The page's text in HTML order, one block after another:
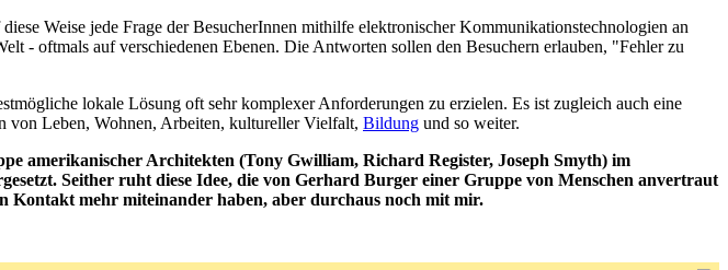
Weise jede Frage der BesucherInnen mithilfe elektronischer Kommunikationstechnologien an
- oftmals auf verschiedenen Ebenen. Die Antworten sollen den Besuchern erlauben, "Fehler zu
lokale Lösung oft sehr komplexer Anforderungen zu erzielen. Es ist zugleich auch eine
von Leben, Wohnen, Arbeiten, kultureller Vielfalt, Bildung und so weiter.
amerikanischer Architekten (Tony Gwilliam, Richard Register, Joseph Smyth) im
Seither ruht diese Idee, die von Gerhard Burger einer Gruppe von Menschen anvertraut
Kontakt mehr miteinander haben, aber durchaus noch mit mir.